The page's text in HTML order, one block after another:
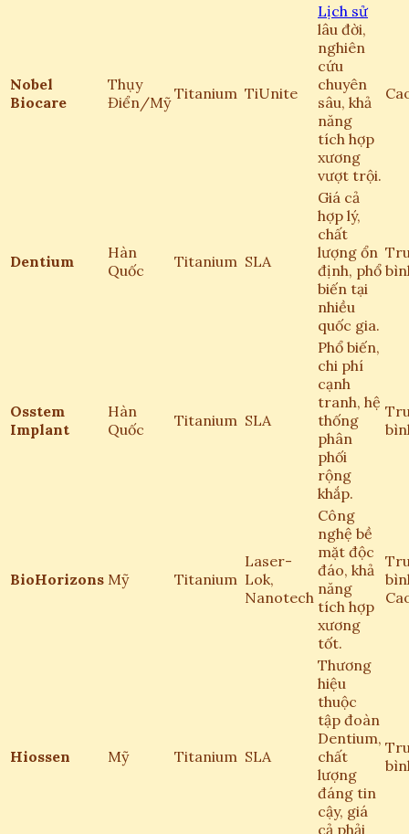
Nobel
Biocare
Thụy
Điển/Mỹ Titanium TiUnite
Lịch sử
lâu đời,
nghiên
cứu
chuyên
sâu, khả
năng
tích hợp
xương
vượt trội.
Dentium
Hàn
Quốc
Titanium SLA
Giá cả
hợp lý,
chất
lượng ổn
định, phổ
biến tại
nhiều
quốc gia.
Osstem
Implant
Hàn
Quốc
Titanium SLA
Phổ biến,
chi phí
cạnh
tranh, hệ
thống
phân
phối
rộng
khắp.
BioHorizons Mỹ Titanium
Laser-
Lok,
Nanotech
Công
nghệ bề
mặt độc
đáo, khả
năng
tích hợp
xương
tốt.
Hiossen Mỹ Titanium SLA
Thương
hiệu
thuộc
tập đoàn
Dentium,
chất
lượng
đáng tin
cậy, giá
cả phải